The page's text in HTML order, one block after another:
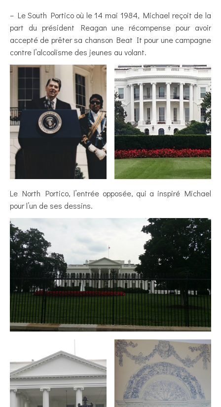
– Le South Portico où le 14 mai 1984, Michael reçoit de la
part du président Reagan une récompense pour avoir
accepté de prêter sa chanson Beat It pour une campagne
contre l’alcoolisme des jeunes au volant.
Le North Portico, l’entrée opposée, qui a inspiré Michael
pour l’un de ses dessins.